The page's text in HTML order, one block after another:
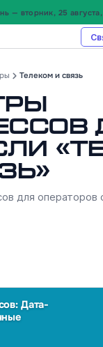
Телеком и связь
для операторов
Дата-